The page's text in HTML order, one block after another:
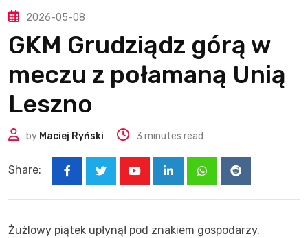
2026-05-08
GKM Grudziądz górą w
meczu z połamaną Unią
Leszno
by Maciej Ryński 3 minutes read
Share:
LinkedInWhatsappReddit
Żużlowy piątek upłynął pod znakiem gospodarzy.